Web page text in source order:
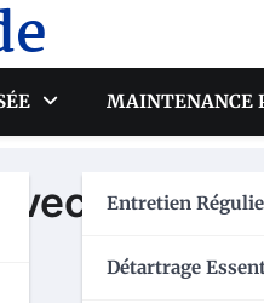
MAINTENANCE
Entretien
Détartrage
votre